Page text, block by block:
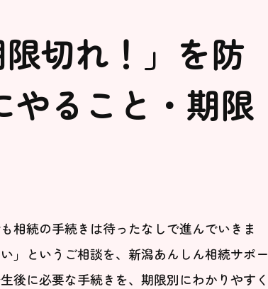
限切れ！」を防
やること・期限
相続の手続きは待ったなしで進んでいきま
」というご相談を、新潟あんしん相続サポー
後に必要な手続きを、期限別にわかりやすく